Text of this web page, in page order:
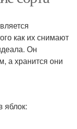
как их снимают
Он
а хранится они
яблок: